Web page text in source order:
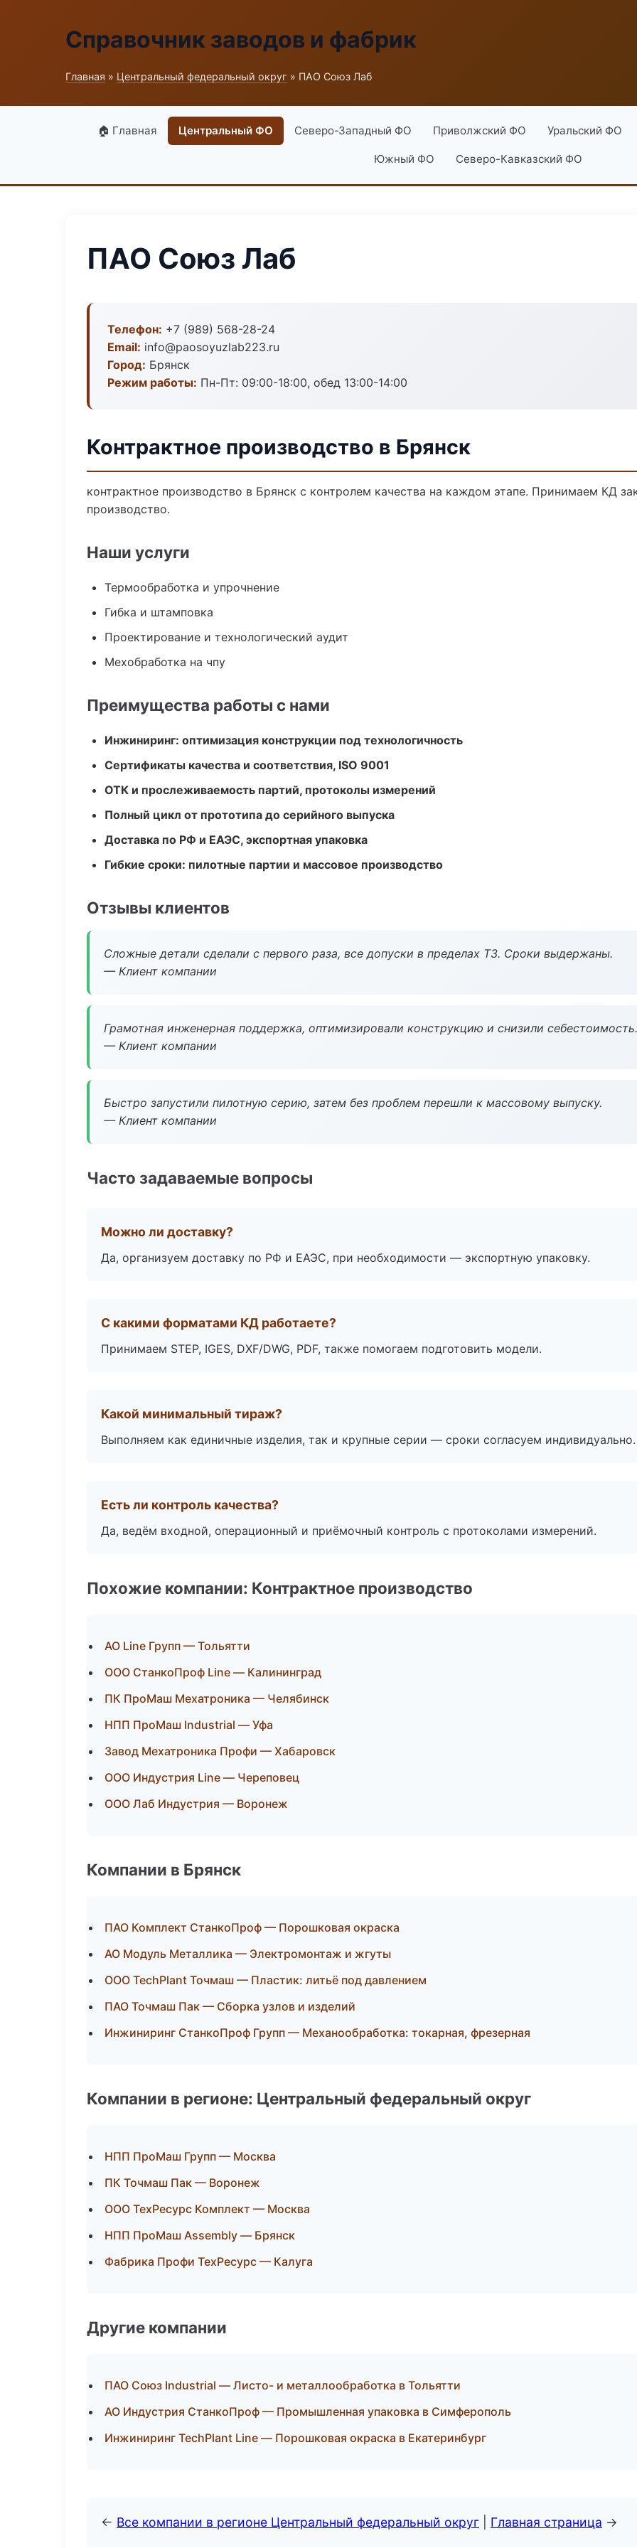
Справочник заводов и фабрик
Главная » Центральный федеральный округ » ПАО Союз Лаб
🏠 Главная Центральный ФО Северо-Западный ФО Приволжский ФО Уральский ФО
Южный ФО Северо-Кавказский ФО
ПАО Союз Лаб
Телефон: +7 (989) 568-28-24
Email: info@paosoyuzlab223.ru
Город: Брянск
Режим работы: Пн-Пт: 09:00-18:00, обед 13:00-14:00
Контрактное производство в Брянск
контрактное производство в Брянск с контролем качества на каждом этапе. Принимаем КД
производство.
Наши услуги
Термообработка и упрочнение
Гибка и штамповка
Проектирование и технологический аудит
Мехобработка на чпу
Преимущества работы с нами
Инжиниринг: оптимизация конструкции под технологичность
Сертификаты качества и соответствия, ISO 9001
ОТК и прослеживаемость партий, протоколы измерений
Полный цикл от прототипа до серийного выпуска
Доставка по РФ и ЕАЭС, экспортная упаковка
Гибкие сроки: пилотные партии и массовое производство
Отзывы клиентов
Сложные детали сделали с первого раза, все допуски в пределах ТЗ. Сроки выдержаны.
— Клиент компании
Грамотная инженерная поддержка, оптимизировали конструкцию и снизили себестоимость.
— Клиент компании
Быстро запустили пилотную серию, затем без проблем перешли к массовому выпуску.
— Клиент компании
Часто задаваемые вопросы
Можно ли доставку?
Да, организуем доставку по РФ и ЕАЭС, при необходимости — экспортную упаковку.
С какими форматами КД работаете?
Принимаем STEP, IGES, DXF/DWG, PDF, также помогаем подготовить модели.
Какой минимальный тираж?
Выполняем как единичные изделия, так и крупные серии — сроки согласуем индивидуально.
Есть ли контроль качества?
Да, ведём входной, операционный и приёмочный контроль с протоколами измерений.
Похожие компании: Контрактное производство
АО Line Групп — Тольятти
ООО СтанкоПроф Line — Калининград
ПК ПроМаш Мехатроника — Челябинск
НПП ПроМаш Industrial — Уфа
Завод Мехатроника Профи — Хабаровск
ООО Индустрия Line — Череповец
ООО Лаб Индустрия — Воронеж
Компании в Брянск
ПАО Комплект СтанкоПроф — Порошковая окраска
АО Модуль Металлика — Электромонтаж и жгуты
ООО TechPlant Точмаш — Пластик: литьё под давлением
ПАО Точмаш Пак — Сборка узлов и изделий
Инжиниринг СтанкоПроф Групп — Механообработка: токарная, фрезерная
Компании в регионе: Центральный федеральный округ
НПП ПроМаш Групп — Москва
ПК Точмаш Пак — Воронеж
ООО ТехРесурс Комплект — Москва
НПП ПроМаш Assembly — Брянск
Фабрика Профи ТехРесурс — Калуга
Другие компании
ПАО Союз Industrial — Листо- и металлообработка в Тольятти
АО Индустрия СтанкоПроф — Промышленная упаковка в Симферополь
Инжиниринг TechPlant Line — Порошковая окраска в Екатеринбург
← Все компании в регионе Центральный федеральный округ Главная страница →